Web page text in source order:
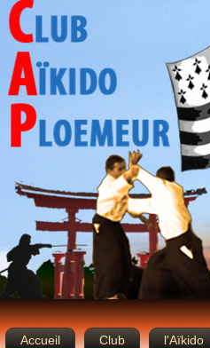
Accueil Club l'Aïkido